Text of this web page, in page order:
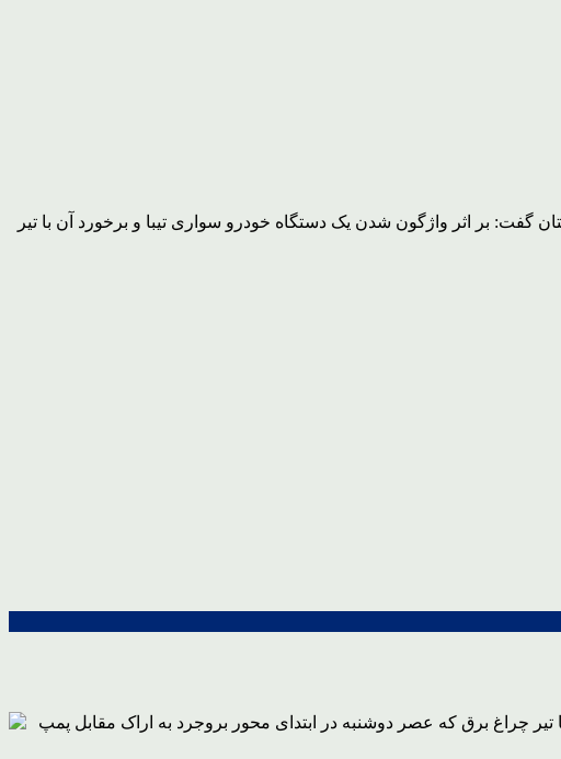
بر اثر واژگون شدن یک دستگاه خودرو سواری تیبا و برخورد آن با تیر
چراغ برق که عصر دوشنبه در ابتدای محور بروجرد به اراک مقابل پمپ